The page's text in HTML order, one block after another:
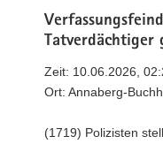
Tatverdächtiger
Zeit: 10.06.2026,
Ort: Annaberg-
(1719) Polizisten